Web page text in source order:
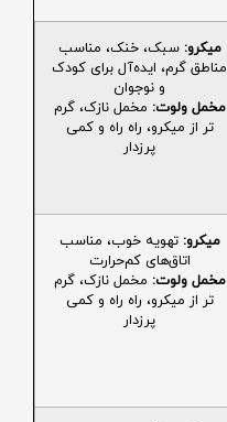
میکرو: سبک، خنک، مناسب
مناطق گرم، ایده‌آل برای کودک
و نوجوان
مخمل ولوت: مخمل نازک، گرم
تر از میکرو، راه راه و کمی
پرزدار
میکرو: تهویه خوب، مناسب
اتاق‌های کم‌حرارت
مخمل ولوت: مخمل نازک، گرم
تر از میکرو، راه راه و کمی
پرزدار